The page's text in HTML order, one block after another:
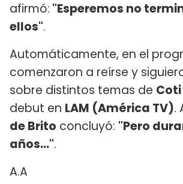
afirmó: "Esperemos no
ellos".
Automáticamente, en el
comenzaron a reírse y
sobre distintos temas de
debut en LAM (América TV).
de Brito concluyó: "Pero
años...".
A.A